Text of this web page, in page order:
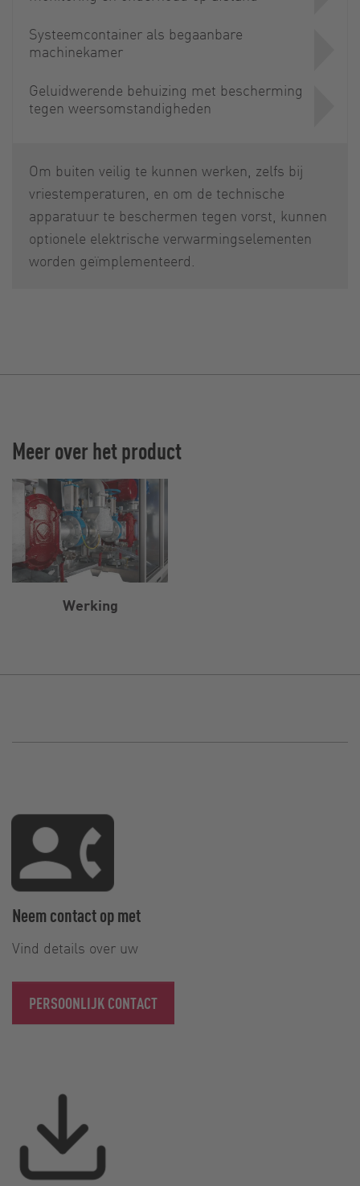
Systeemcontainer als begaanbare
machinekamer
Geluidwerende behuizing met bescherming
tegen weersomstandigheden
Om buiten veilig te kunnen werken, zelfs bij
vriestemperaturen, en om de technische
apparatuur te beschermen tegen vorst, kunnen
optionele elektrische verwarmingselementen
worden geïmplementeerd.
Meer over het product
Werking
Neem contact op met
Vind details over uw
PERSOONLIJK CONTACT